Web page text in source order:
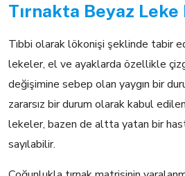
Tırnakta Beyaz Leke
Tıbbi olarak lökonişi şeklinde tabir
lekeler, el ve ayaklarda özellikle
değişimine sebep olan yaygın bir
zararsız bir durum olarak kabul
lekeler, bazen de altta yatan bir
sayılabilir.